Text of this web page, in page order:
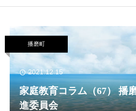
播磨町
2021.12.15
家庭教育コラム（67） 播
進委員会